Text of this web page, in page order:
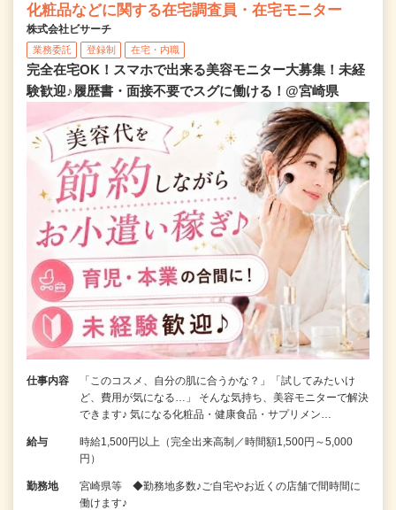
化粧品などに関する在宅調査員・在宅モニター
株式会社ビサーチ
業務委託 登録制 在宅・内職
完全在宅OK！スマホで出来る美容モニター大募集！未経
験歓迎♪履歴書・面接不要でスグに働ける！@宮崎県
仕事内容
「このコスメ、自分の肌に合うかな？」「試してみたいけ
ど、費用が気になる…」 そんな気持ち、美容モニターで解決
できます♪ 気になる化粧品・健康食品・サプリメン…
給与
時給1,500円以上（完全出来高制／時間額1,500円～5,000
円）
勤務地
宮崎県等 ◆勤務地多数♪ご自宅やお近くの店舗で間時間に
働けます♪